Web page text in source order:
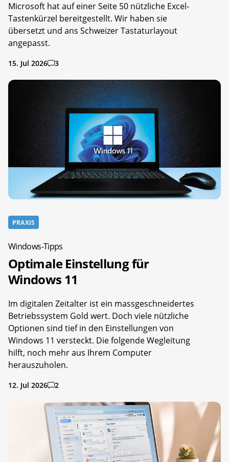
Microsoft hat auf einer Seite 50 nützliche Excel-
Tastenkürzel bereitgestellt. Wir haben sie
übersetzt und ans Schweizer Tastaturlayout
angepasst.
15. Jul 2026 3
PRAXIS
Windows-Tipps
Optimale Einstellung für
Windows 11
Im digitalen Zeitalter ist ein massgeschneidertes
Betriebssystem Gold wert. Doch viele nützliche
Optionen sind tief in den Einstellungen von
Windows 11 versteckt. Die folgende Wegleitung
hilft, noch mehr aus Ihrem Computer
herauszuholen.
12. Jul 2026 2